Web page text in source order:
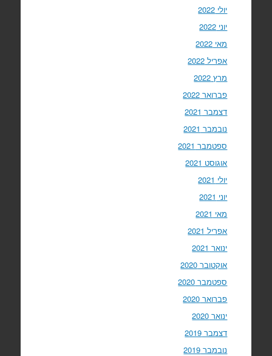
יולי 2022
יוני 2022
מאי 2022
אפריל 2022
מרץ 2022
פברואר 2022
דצמבר 2021
נובמבר 2021
ספטמבר 2021
אוגוסט 2021
יולי 2021
יוני 2021
מאי 2021
אפריל 2021
ינואר 2021
אוקטובר 2020
ספטמבר 2020
פברואר 2020
ינואר 2020
דצמבר 2019
נובמבר 2019